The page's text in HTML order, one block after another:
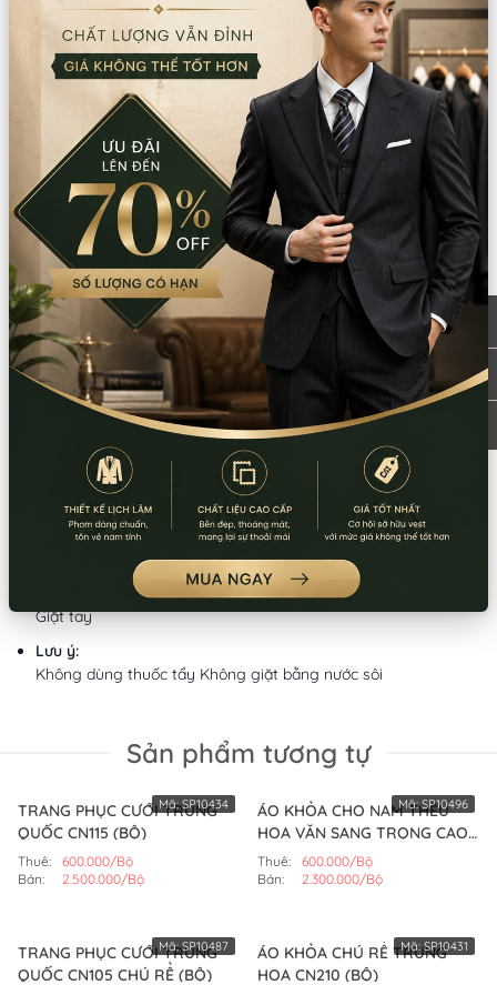
CN Quận 5
Tồn: 0
8 Nguyễn Thời Trung, Phường An Đông,
TPHCM
bản đồ
0777.195.929 - 0974.230.324
9:00 - 18:00 (Thứ 2 - Thứ 7)
CN Bình Tân
Tồn: 1
759/3A Hương Lộ 2, Phường Bình Trị Đông,
Xem
bản đồ
0932.713.594 0986.324.594
9:00 - 18:00 (Thứ 2 - Thứ 7)
CN Bình Thạnh
Tồn: 0
58/6 Tân Cảng, Phường Thạnh Mỹ Tây,
TPHCM
Xem
bản đồ
086.7474.247 - 086.8644.086
9:00 - 18:00 (Thứ 2 - Chủ nhật)
Thông tin sản phẩm
Chất liệu:Phi mờ/Voan
Trung Quốc
Hướng dẫn sử dụng:
Giặt tay
Lưu ý:
Không dùng thuốc tẩy Không giặt bằng nước sôi
Sản phẩm tương tự
TRANG PHỤC CƯỚI TRUNG
QUỐC CN115 (BỘ)
Thuê:
600.000/Bộ
Bán:
2.500.000/Bộ
Mã:SP10434
ÁO KHỎA CHO NAM THÊU
HOA VĂN SANG TRỌNG CAO
CẤP (BỘ)
Thuê:
600.000/Bộ
Bán:
2.300.000/Bộ
Mã:SP10496
TRANG PHỤC CƯỚI TRUNG
QUỐC CN105 CHÚ RỂ (BỘ)
Mã:SP10487
ÁO KHỎA CHÚ RỂ TRUNG
HOA CN210 (BỘ)
Mã:SP10431